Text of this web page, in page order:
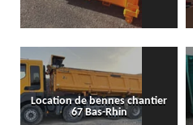
Location de bennes chantier
67 Bas-Rhin